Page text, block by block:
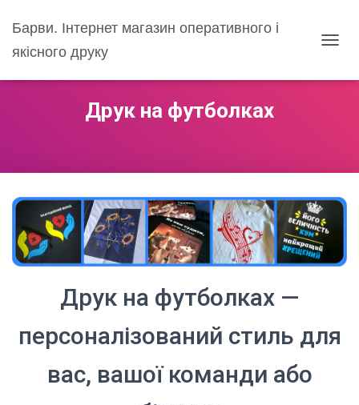
Барви. Інтернет магазин оперативного і
якісного друку
Друк на футболках
Друк на футболках —
персоналізований стиль для
вас, вашої команди або